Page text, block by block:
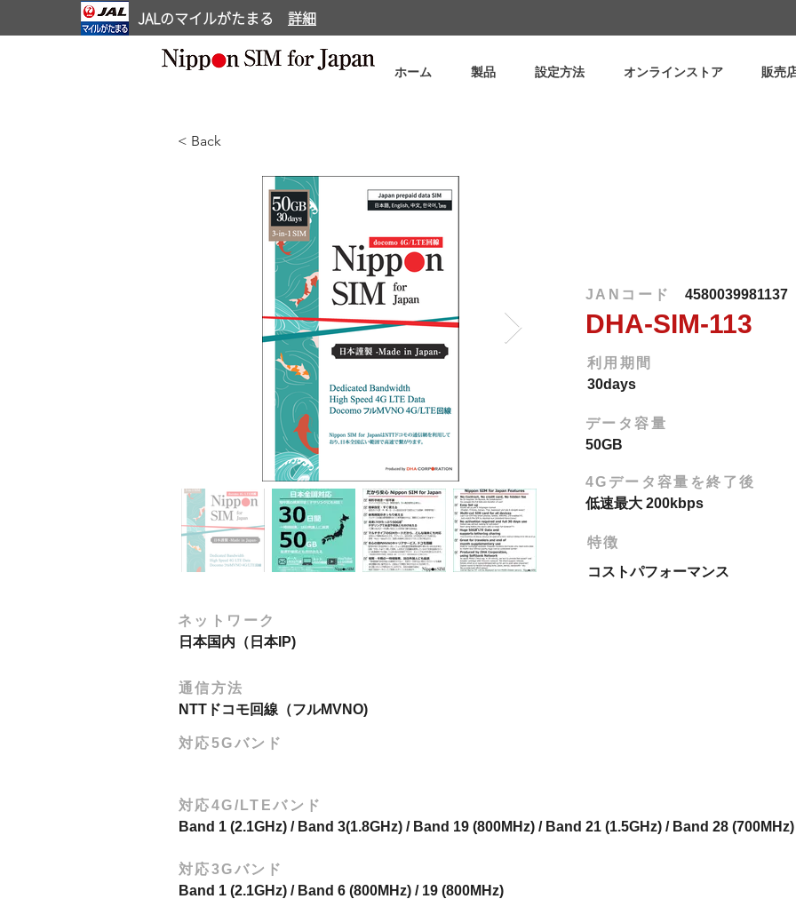
JALのマイルがたまる 詳細
ホーム 製品 設定方法 オンラインストア 販売
< Back
JANコード 4580039981137
DHA-SIM-113
利用期間
30days
​データ容量
50GB
4Gデータ容量を終了後
低速最大 200kbps
特徴
コストパフォーマンス
ネットワーク
日本国内（日本IP)
通信方法
NTTドコモ回線（フルMVNO)
対応5Gバンド
対応4G/LTEバンド
Band 1 (2.1GHz) / Band 3(1.8GHz) / Band 19 (800MHz) / Band 21 (1.5GHz) / Band 28
対応3Gバンド
Band 1 (2.1GHz) / Band 6 (800MHz) / 19 (800MHz)